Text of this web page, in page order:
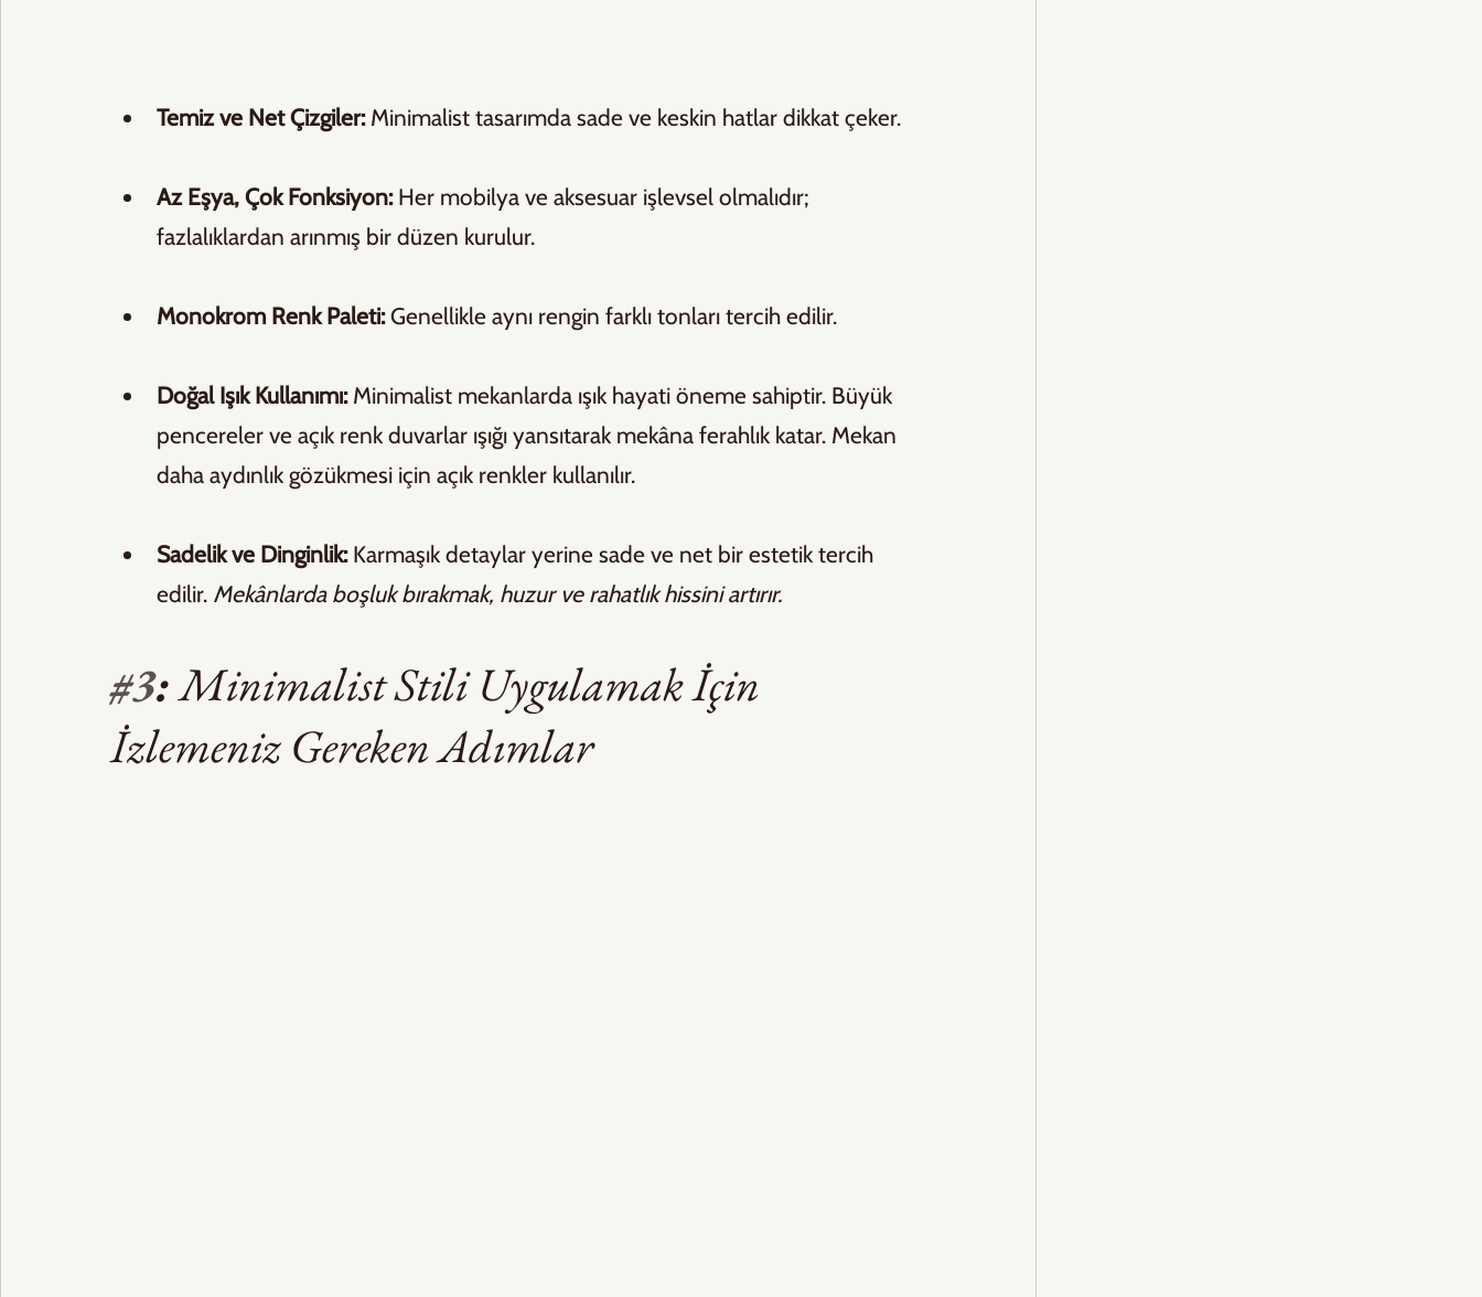
Temiz ve Net Çizgiler: Minimalist tasarımda sade ve keskin hatlar dikkat çeker.
Az Eşya, Çok Fonksiyon: Her mobilya ve aksesuar işlevsel olmalıdır;
fazlalıklardan arınmış bir düzen kurulur.
Monokrom Renk Paleti: Genellikle aynı rengin farklı tonları tercih edilir.
Doğal Işık Kullanımı: Minimalist mekanlarda ışık hayati öneme sahiptir. Büyük
pencereler ve açık renk duvarlar ışığı yansıtarak mekâna ferahlık katar. Mekan
daha aydınlık gözükmesi için açık renkler kullanılır.
Sadelik ve Dinginlik: Karmaşık detaylar yerine sade ve net bir estetik tercih
edilir. Mekânlarda boşluk bırakmak, huzur ve rahatlık hissini artırır.
#3: Minimalist Stili Uygulamak İçin
İzlemeniz Gereken Adımlar